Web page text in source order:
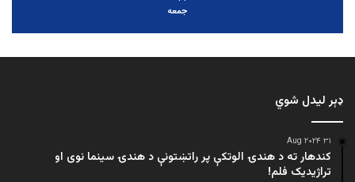
جمعه
ډېر لیدل شوي
۳۱ Aug ۲۰۲۴
کندهار ته د هندۍ الوتکې پر راتښتونې د هندۍ سینما نوی او
تراژيديک فلم!